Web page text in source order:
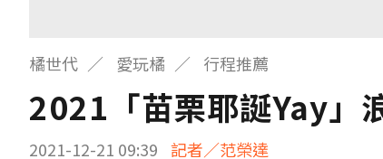
橘世代 愛玩橘 行程推薦
2021「苗栗耶誕Yay」
2021-12-21 09:39 記者／范榮達